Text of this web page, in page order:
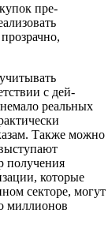
пре­
с дей­
реаль­ных
Также можно
получения
которые
секторе, могут
миллионов